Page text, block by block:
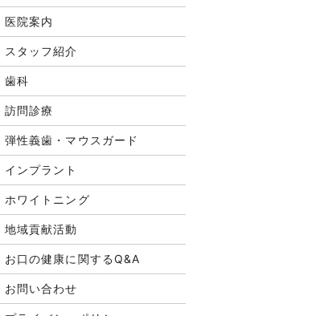
医院案内
スタッフ紹介
歯科
訪問診療
弾性義歯・マウスガード
インプラント
ホワイトニング
地域貢献活動
お口の健康に関するQ&A
お問い合わせ